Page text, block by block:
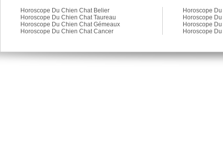
Horoscope Du Chien Chat Belier
Horoscope Du Chien Chat Taureau
Horoscope Du Chien Chat Gémeaux
Horoscope Du Chien Chat Cancer
Horoscope
Horoscope
Horoscope
Horoscope